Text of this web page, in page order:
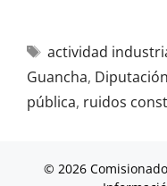
actividad
Guancha,
pública, ruidos
© 2026